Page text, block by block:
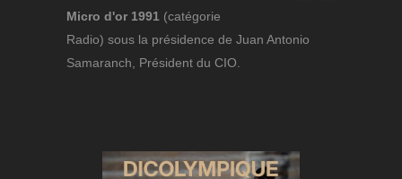
Micro d'or 1991 (catégorie
Radio) sous la présidence de Juan Antonio
Samaranch, Président du CIO.